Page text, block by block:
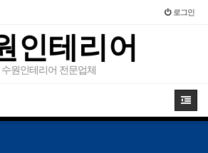
로그인
인테리어
수원인테리어 전문업체